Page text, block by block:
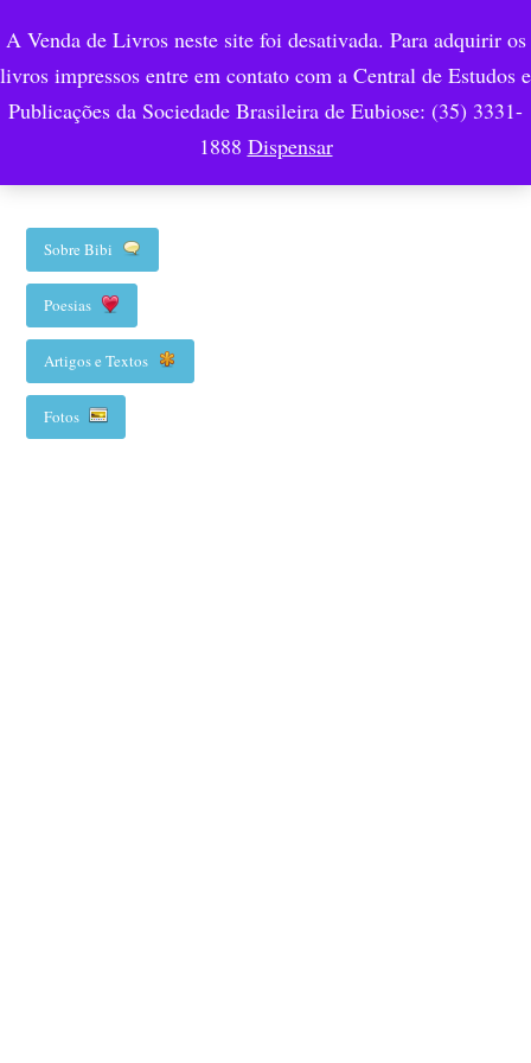
Botões Bibi
Sobre Bibi
Poesias
Artigos e Textos
Fotos
A Venda de Livros neste site foi desativada. Para adquirir os
livros impressos entre em contato com a Central de Estudos e
Publicações da Sociedade Brasileira de Eubiose: (35) 3331-
1888 Dispensar